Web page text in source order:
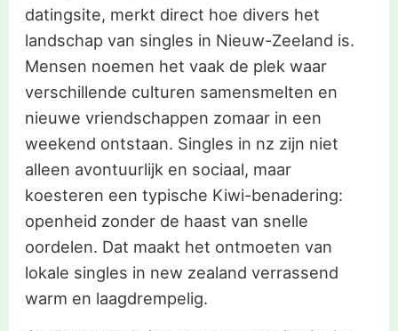
datingsite, merkt direct hoe divers het
landschap van singles in Nieuw-Zeeland is.
Mensen noemen het vaak de plek waar
verschillende culturen samensmelten en
nieuwe vriendschappen zomaar in een
weekend ontstaan. Singles in nz zijn niet
alleen avontuurlijk en sociaal, maar
koesteren een typische Kiwi-benadering:
openheid zonder de haast van snelle
oordelen. Dat maakt het ontmoeten van
lokale singles in new zealand verrassend
warm en laagdrempelig.